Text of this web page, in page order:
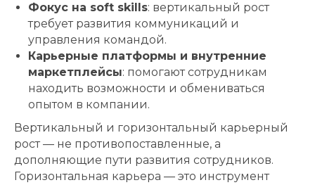
Фокус на soft skills: вертикальный рост
требует развития коммуникаций и
управления командой.
Карьерные платформы и внутренние
маркетплейсы: помогают сотрудникам
находить возможности и обмениваться
опытом в компании.
Вертикальный и горизонтальный карьерный
рост — не противопоставленные, а
дополняющие пути развития сотрудников.
Горизонтальная карьера — это инструмент